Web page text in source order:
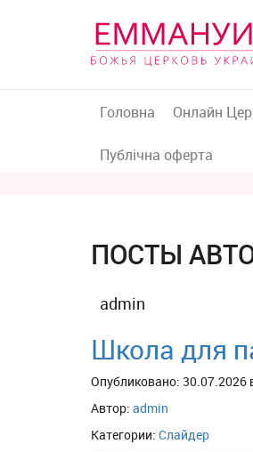
Головна Онлайн
Публічна оферта
ПОСТЫ
admin
Школа для
Опубликовано: 30.07.2026
Автор: admin
Категории: Слайдер